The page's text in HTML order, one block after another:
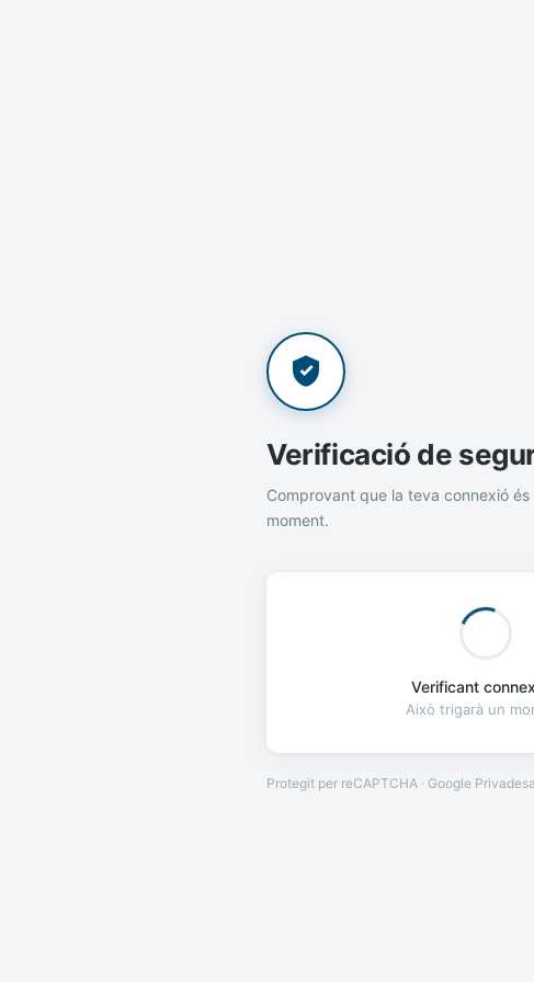
Verificació de
Comprovant que la teva connexió és
moment.
Verificant
Això trigarà un
Protegit per reCAPTCHA · Google Privadesa